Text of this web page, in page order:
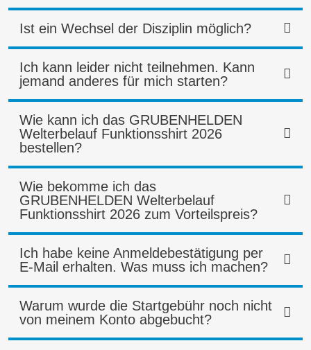
Ist ein Wechsel der Disziplin möglich?
Ich kann leider nicht teilnehmen. Kann
jemand anderes für mich starten?
Wie kann ich das GRUBENHELDEN
Welterbelauf Funktionsshirt 2026
bestellen?
Wie bekomme ich das
GRUBENHELDEN Welterbelauf
Funktionsshirt 2026 zum Vorteilspreis?
Ich habe keine Anmeldebestätigung per
E-Mail erhalten. Was muss ich machen?
Warum wurde die Startgebühr noch nicht
von meinem Konto abgebucht?